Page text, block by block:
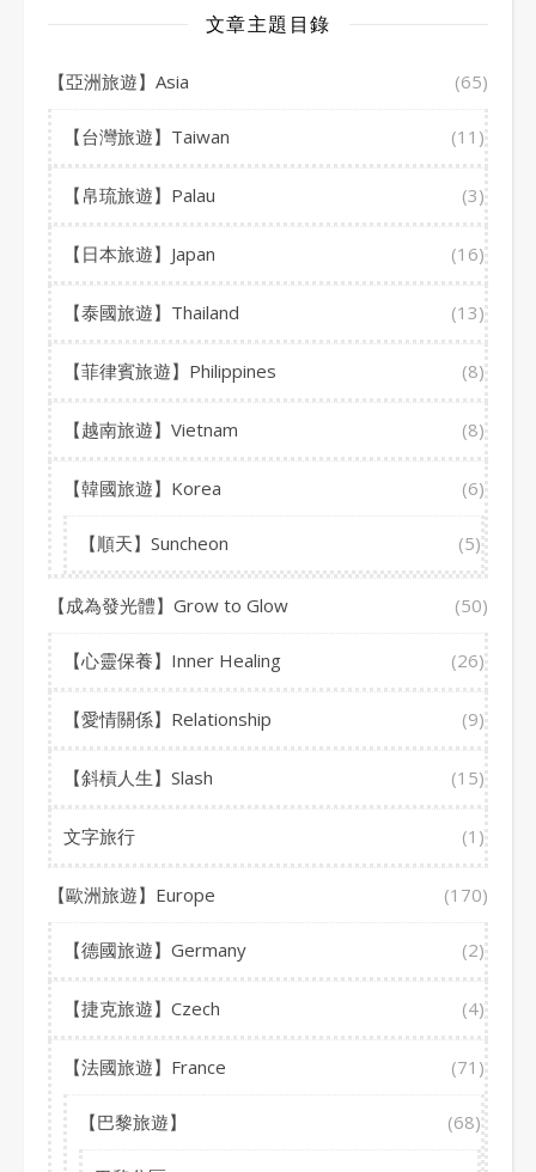
文章主題目錄
【亞洲旅遊】Asia (65)
【台灣旅遊】Taiwan (11)
【帛琉旅遊】Palau (3)
【日本旅遊】Japan (16)
【泰國旅遊】Thailand (13)
【菲律賓旅遊】Philippines (8)
【越南旅遊】Vietnam (8)
【韓國旅遊】Korea (6)
【順天】Suncheon (5)
【成為發光體】Grow to Glow (50)
【心靈保養】Inner Healing (26)
【愛情關係】Relationship (9)
【斜槓人生】Slash (15)
文字旅行 (1)
【歐洲旅遊】Europe (170)
【德國旅遊】Germany (2)
【捷克旅遊】Czech (4)
【法國旅遊】France (71)
【巴黎旅遊】 (68)